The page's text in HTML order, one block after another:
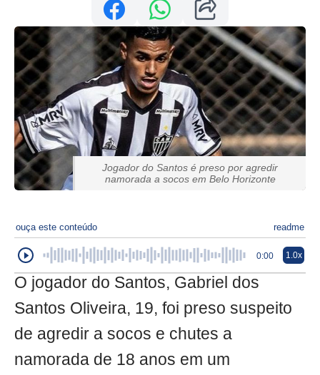
Jogador do Santos é preso por agredir
namorada a socos em Belo Horizonte
ouça este conteúdo readme
0:00 1.0x
O jogador do Santos, Gabriel dos
Santos Oliveira, 19, foi preso suspeito
de agredir a socos e chutes a
namorada de 18 anos em um